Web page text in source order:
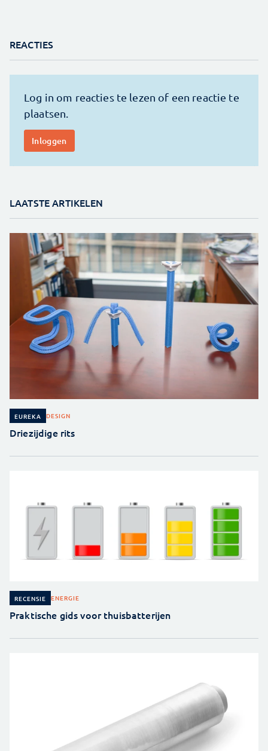
REACTIES
LAATSTE ARTIKELEN
EUREKA DESIGN
Driezijdige rits
RECENSIE ENERGIE
Praktische gids voor thuisbatterijen